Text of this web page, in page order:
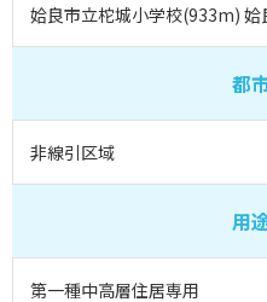
姶良市立柁城小学校(933m)
都
非線引区域
用
第一種中高層住居専用